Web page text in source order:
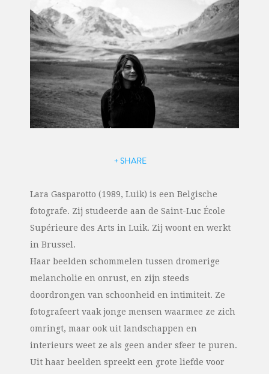
+ SHARE
Lara Gasparotto (1989, Luik) is een Belgische
fotografe. Zij studeerde aan de Saint-Luc École
Supérieure des Arts in Luik. Zij woont en werkt
in Brussel.
Haar beelden schommelen tussen dromerige
melancholie en onrust, en zijn steeds
doordrongen van schoonheid en intimiteit. Ze
fotografeert vaak jonge mensen waarmee ze zich
omringt, maar ook uit landschappen en
interieurs weet ze als geen ander sfeer te puren.
Uit haar beelden spreekt een grote liefde voor